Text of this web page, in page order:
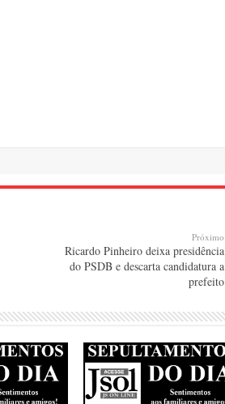
Próximo
Ricardo Pinheiro deixa presidência
do PSDB e descarta candidatura a
prefeito